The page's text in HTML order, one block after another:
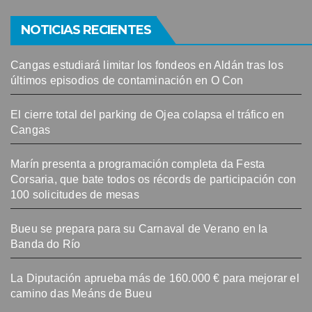
NOTICIAS RECIENTES
Cangas estudiará limitar los fondeos en Aldán tras los
últimos episodios de contaminación en O Con
El cierre total del parking de Ojea colapsa el tráfico en
Cangas
Marín presenta a programación completa da Festa
Corsaria, que bate todos os récords de participación con
100 solicitudes de mesas
Bueu se prepara para su Carnaval de Verano en la
Banda do Río
La Diputación aprueba más de 160.000 € para mejorar el
camino das Meáns de Bueu